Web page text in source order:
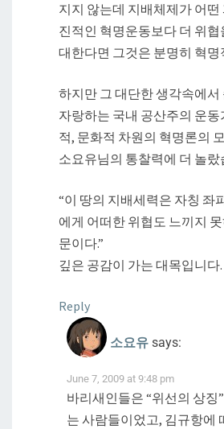
지지 않는데 지배체제가 어떤
진적인 혁명운동보다 더 위협
대한다면 그것은 분명히 혁명
하지만 그 대단한 생각속에서
자랑하는 국내 공산주의 운동
적, 문화적 차원의 혁명론의
소요유님의 통찰력에 더 놀랐
“이 땅의 지배세력은 자칭 좌
에게 어떠한 위협도 느끼지
문이다.”
깊은 공감이 가는 대목입니다.
Reply
소요유 says:
June 7, 2009 at 9:48 pm
바리새인들은 “위선의 상징
는 사람들이었고, 김규항에